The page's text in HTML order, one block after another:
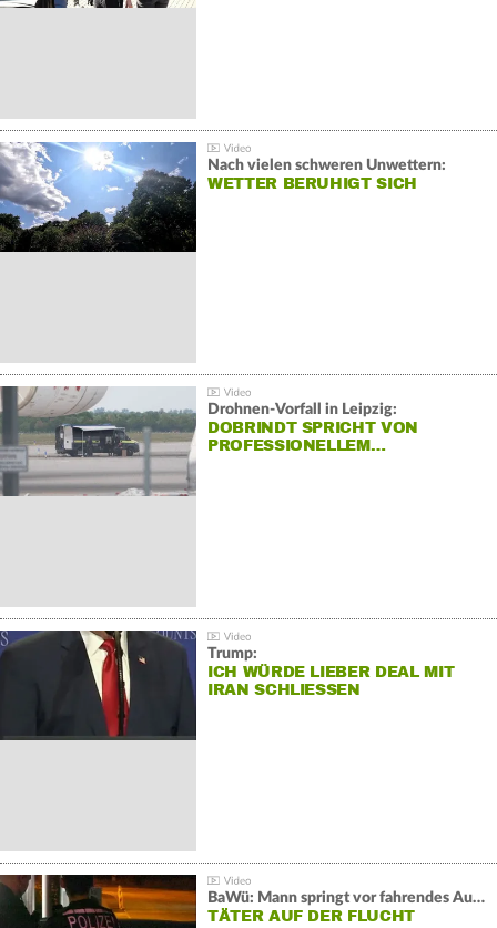
Nach vielen schweren Unwettern:
WETTER BERUHIGT SICH
Drohnen-Vorfall in Leipzig:
DOBRINDT SPRICHT VON
PROFESSIONELLEM…
Trump:
ICH WÜRDE LIEBER DEAL MIT
IRAN SCHLIESSEN
BaWü: Mann springt vor fahrendes Auto und schießt
TÄTER AUF DER FLUCHT